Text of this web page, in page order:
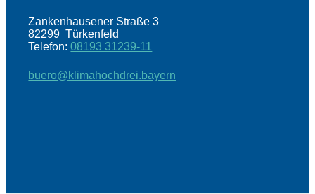
Zankenhausener Straße 3
82299 Türkenfeld
Telefon:08193 31239-11
buero@klimahochdrei.bayern